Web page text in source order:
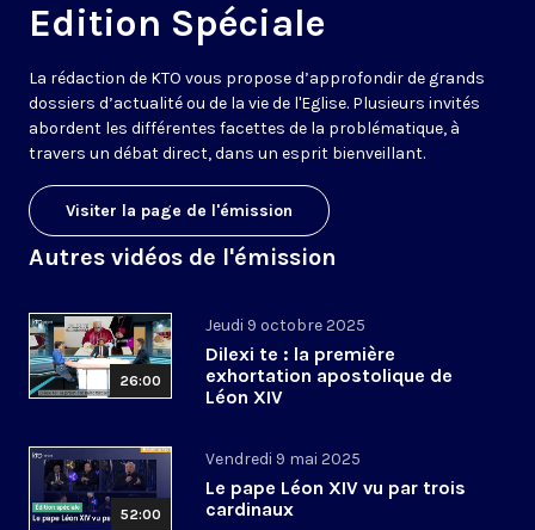
Edition Spéciale
La rédaction de KTO vous propose d’approfondir de grands
dossiers d’actualité ou de la vie de l'Eglise. Plusieurs invités
abordent les différentes facettes de la problématique, à
travers un débat direct, dans un esprit bienveillant.
Visiter la page de l'émission
Autres vidéos de l'émission
26:00
Jeudi 9 octobre 2025
Dilexi te : la première
exhortation apostolique de
Léon XIV
52:00
Vendredi 9 mai 2025
Le pape Léon XIV vu par trois
cardinaux